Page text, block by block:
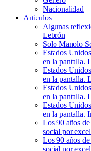
Nacionalidad
Articulos
Algunas
Lebrón
Solo Manolo
Estados
en la pantalla.
Estados
en la pantalla.
Estados
en la pantalla.
Estados
en la pantalla.
Los 90 años
social por
Los 90 años
social por